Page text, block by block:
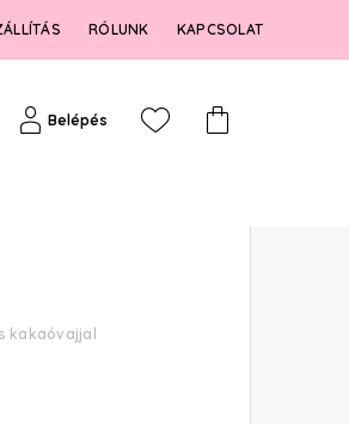
RÓLUNK KAPCSOLAT
Belépés
kakaóvajjal